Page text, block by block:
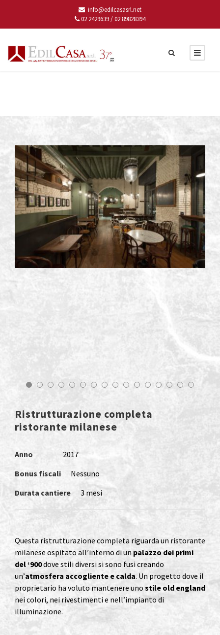
info@edilcasasrl.net
02 2429639 /02 89828394
Ristrutturazione completa
ristorante milanese
Anno
2017
Bonus fiscali
Nessuno
Durata cantiere
3 mesi
Questa ristrutturazione completa riguarda un ristorante
milanese ospitato all’interno di un palazzo dei primi
del ‘900dove stili diversi si sono fusi creando
un’atmosfera accogliente e calda. Un progetto dove il
proprietario ha voluto mantenere uno stile old england
nei colori, nei rivestimenti e nell’impianto di
illuminazione.